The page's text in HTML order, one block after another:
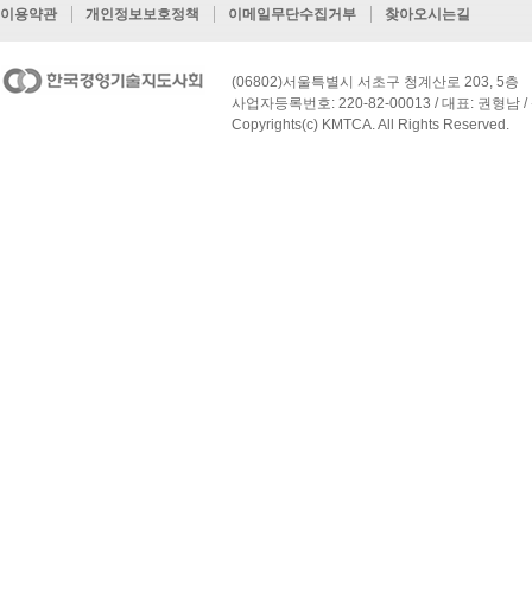
이용약관 개인정보보호정책 이메일무단수집거부 찾아오시는길
(06802)서울특별시 서초구 청계산로 203, 5층
사업자등록번호: 220-82-00013 / 대표: 권형남
Copyrights(c) KMTCA. All Rights Reserved.